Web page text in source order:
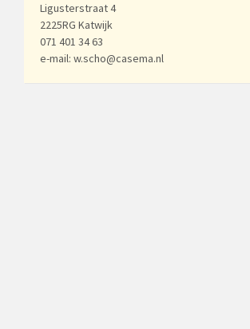
Ligusterstraat 4
2225RG Katwijk
071 401 34 63
e-mail: w.scho@casema.nl